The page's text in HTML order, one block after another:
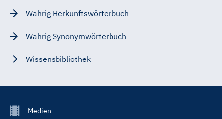
Wahrig Herkunftswörterbuch
Wahrig Synonymwörterbuch
Wissensbibliothek
FooterMedien